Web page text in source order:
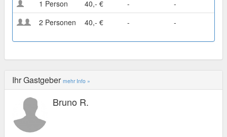
1 Person
40,- € -
-
2 Personen
40,- € - -
Ihr Gastgeber mehr Info »
Bruno R.